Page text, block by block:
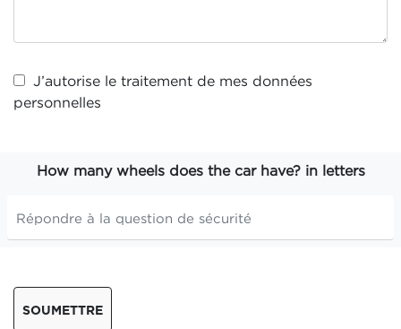
J’autorise le traitement de mes données
personnelles
How many wheels does the car have? in letters
SOUMETTRE